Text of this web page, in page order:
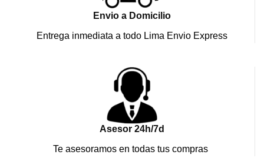
Envio a Domicilio
Entrega inmediata a todo Lima Envio Express
Asesor 24h/7d
Te asesoramos en todas tus compras